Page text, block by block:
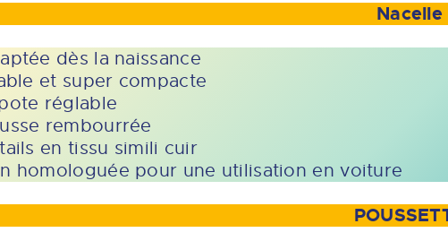
Nacelle
dès la naissance
et super compacte
réglable
rembourrée
en tissu simili cuir
homologuée pour une utilisation en voiture